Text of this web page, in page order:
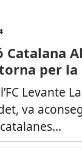
Catalana
per
Levante
va